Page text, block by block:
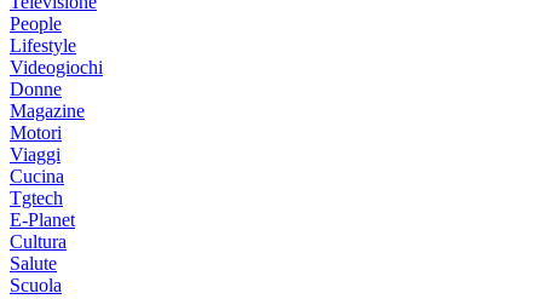
People
Lifestyle
Videogiochi
Donne
Magazine
Motori
Viaggi
Cucina
Tgtech
E-Planet
Cultura
Salute
Scuola